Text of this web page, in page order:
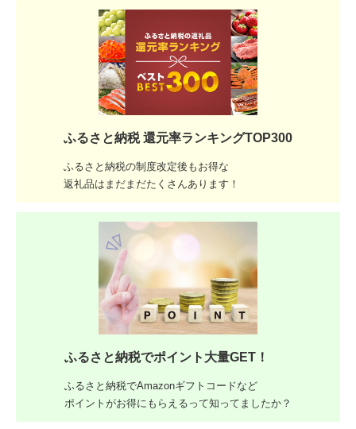
ふるさと納税 還元率ランキングTOP300
ふるさと納税の制度改定後もお得な
返礼品はまだまだたくさんあります！
ふるさと納税でポイント大量GET！
ふるさと納税でAmazonギフトコードなど
ポイントがお得にもらえるって知ってましたか？